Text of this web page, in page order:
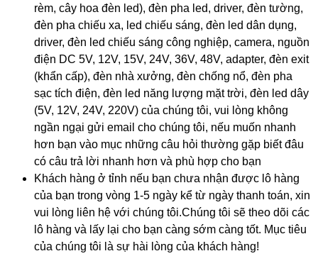
rèm, cây hoa đèn led), đèn pha led, driver, đèn tường,
đèn pha chiếu xa, led chiếu sáng, đèn led dân dụng,
driver, đèn led chiếu sáng công nghiệp, camera, nguồn
điện DC 5V, 12V, 15V, 24V, 36V, 48V, adapter, đèn exit
(khẩn cấp), đèn nhà xưởng, đèn chống nổ, đèn pha
sạc tích điện, đèn led năng lượng mặt trời, đèn led dây
(5V, 12V, 24V, 220V) của chúng tôi, vui lòng không
ngần ngại gửi email cho chúng tôi, nếu muốn nhanh
hơn bạn vào mục những câu hỏi thường gặp biết đâu
có câu trả lời nhanh hơn và phù hợp cho bạn
Khách hàng ở tỉnh nếu bạn chưa nhận được lô hàng
của bạn trong vòng 1-5 ngày kể từ ngày thanh toán, xin
vui lòng liên hệ với chúng tôi.Chúng tôi sẽ theo dõi các
lô hàng và lấy lại cho bạn càng sớm càng tốt. Mục tiêu
của chúng tôi là sự hài lòng của khách hàng!